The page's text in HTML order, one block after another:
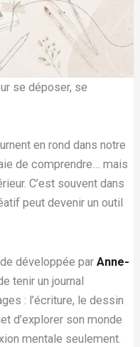
se déposer, se
en rond dans notre
de comprendre… mais
C’est souvent dans
peut devenir un outil
développée par Anne-
tenir un journal
: l’écriture, le dessin
d’explorer son monde
mentale seulement.